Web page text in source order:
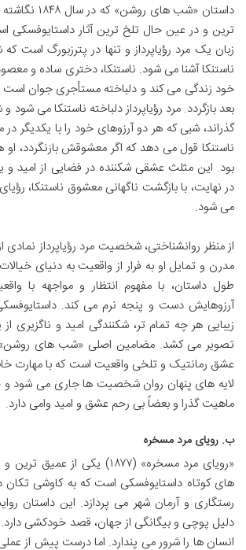
داستان «شب های
ترین و در عین حال تلخ ترین آثار داستایوفسکی
زبان یک مرد رؤیاپرداز و تنها در پترزبورگ است
ناستنکا آشنا می شود. ناستنکا، دختری ساده و
خود زندگی می کند و دلباخته مستأجری جوان است
بعد بازگردد. مرد رؤیاپرداز دلباخته ناستنکا می
گذراند، شبی که هر دو آرزوهای خود را با یکدیگر در
ناستنکا قول می دهد که اگر معشوقش بازنگردد،
بود. این مثلث عشقی شکننده در فضایی از امید
در نهایت، با بازگشت ناگهانی معشوق ناستنکا،
می شود.
از منظر روانشناختی، شخصیت مرد رؤیاپرداز نمادی
مدرن و تمایل او به فرار از واقعیت به دنیای
طول داستان، با مفهوم انتظار و مواجهه با
آرزوهایش دست و پنجه نرم می کند.
زیبایی هر چه تمام تر، شکنندگی امید و ناگزیری
تصویر می کشد. مضامین اصلی «شب های روشن»
عشق رمانتیک و تلخی واقعیت است که با مهارت
لایه های پنهان روان شخصیت ها جاری می شود و
ماهیت گذرا و بعضاً بی رحم عشق و امید وامی دارد.
ب. رویای مرد مسخره
«رویای مرد مسخره» (۱۸۷۷) یکی از
های کوتاه داستایوفسکی است که به کاوشی تکان
رستگاری و آرمان شهر می پردازد. این داستان
دلیل پوچی و بیگانگی از جهان، قصد خودکشی دارد.
انسان ها را شرور می پندارد. اما درست پیش از